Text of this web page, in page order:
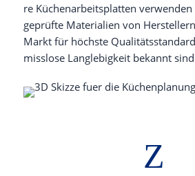
re Küchen­ar­beits­plat­ten
geprüf­te Mate­ria­li­en von
Markt für höchs­te
miss­lo­se Lang­le­big­keit bekannt
Z